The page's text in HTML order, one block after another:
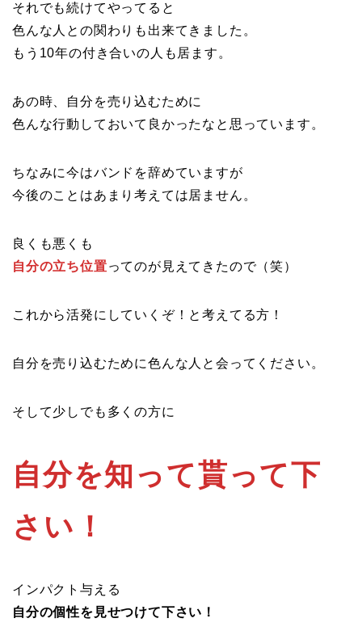
それでも続けてやってると
色んな人との関わりも出来てきました。
もう10年の付き合いの人も居ます。
あの時、自分を売り込むために
色んな行動しておいて良かったなと思っています。
ちなみに今はバンドを辞めていますが
今後のことはあまり考えては居ません。
良くも悪くも
自分の立ち位置ってのが見えてきたので（笑）
これから活発にしていくぞ！と考えてる方！
自分を売り込むために色んな人と会ってください。
そして少しでも多くの方に
自分を知って貰って下
さい！
インパクト与える
自分の個性を見せつけて下さい！